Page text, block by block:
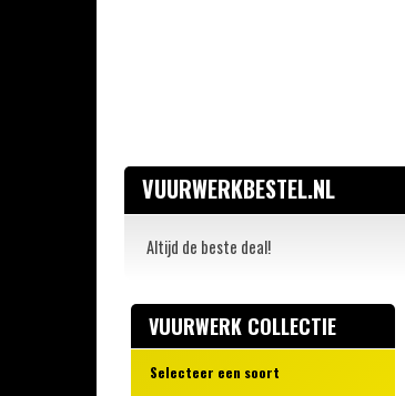
VUURWERKBESTEL.NL
Altijd de beste deal!
VUURWERK COLLECTIE
Selecteer een soort